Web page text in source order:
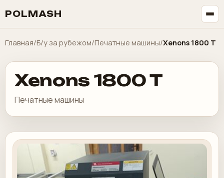
POLMASH
Главная/Б/у за рубежом/Печатные машины/Xenons 1800 T
Xenons 1800 T
Печатные машины